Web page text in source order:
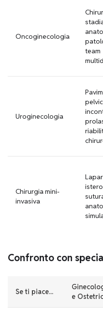
Oncoginecologia
team
Uroginecologia
Chirurgia mini-
invasiva
Confronto con
Se ti piace...
e